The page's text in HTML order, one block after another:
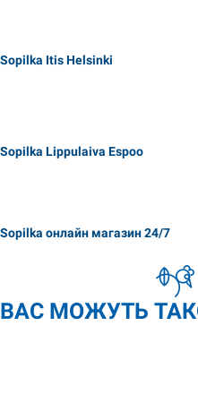
Sopilka Itis Helsinki
Sopilka Lippulaiva Espoo
Sopilka онлайн магазин 24/7
ВАС МОЖУТЬ